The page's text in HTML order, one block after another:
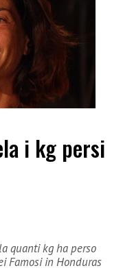
i kg persi
quanti kg ha perso
Famosi in Honduras